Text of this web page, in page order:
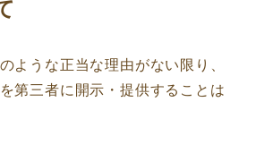
ような正当な理由がない限り、
第三者に開示・提供することは